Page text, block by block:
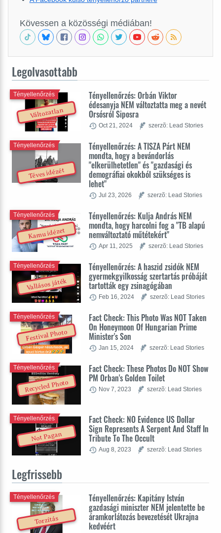
Kövessen a közösségi médiában!
Legolvasottabb
Változatlan
Tényellenőrzés: Orbán Viktor
édesanyja NEM változtatta meg a nevét
Orsósról Siposra
Tényellenőrzés
Oct 21, 2024 szerzõ: Lead Stories
Téves idézét
Tényellenőrzés: A TISZA Párt NEM
mondta, hogy a bevándorlás
"elkerülhetetlen" és "gazdasági és
demográfiai okokból szükséges is
lehet"
Tényellenőrzés
Jul 23, 2026 szerzõ: Lead Stories
Kamu idézet
Tényellenőrzés: Kulja András NEM
mondta, hogy harcolni fog a "TB alapú
nemváltoztató műtétekért"
Tényellenőrzés
Apr 11, 2025 szerzõ: Lead Stories
Vallásos játék
Tényellenőrzés: A haszid zsidók NEM
gyermekgyilkosság szertartás próbáját
tartották egy zsinagógában
Tényellenőrzés
Feb 16, 2024 szerzõ: Lead Stories
Festival Photo
Fact Check: This Photo Was NOT Taken
On Honeymoon Of Hungarian Prime
Minister's Son
Tényellenőrzés
Jan 15, 2024 szerzõ: Lead Stories
Recycled Photo
Fact Check: These Photos Do NOT Show
PM Orban's Golden Toilet
Tényellenőrzés
Nov 7, 2023 szerzõ: Lead Stories
Not Pagan
Fact Check: NO Evidence US Dollar
Sign Represents A Serpent And Staff In
Tribute To The Occult
Tényellenőrzés
Aug 8, 2023 szerzõ: Lead Stories
Legfrissebb
Torzítás
Tényellenőrzés: Kapitány István
gazdasági miniszter NEM jelentette be
áramkorlátozás bevezetését Ukrajna
kedvéért
Tényellenőrzés